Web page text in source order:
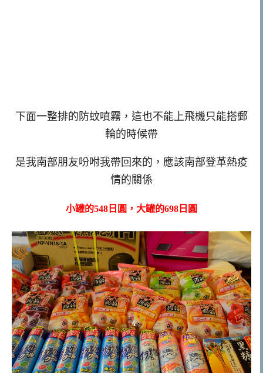
下面一整排的防蚊噴霧，這也不能上飛機只能搭郵
輪的時候帶
是我南部朋友吩咐我帶回來的，應該南部登革熱疫
情的關係
小罐的548日圓，大罐的698日圓